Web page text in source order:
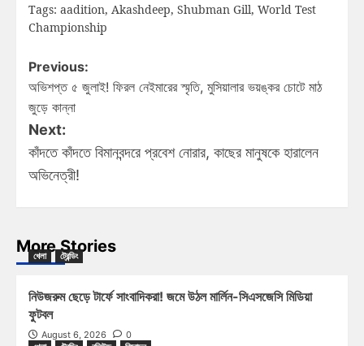
Tags: aadition, Akashdeep, Shubman Gill, World Test
Championship
Previous:
অভিশপ্ত ৫ জুলাই! ফিরল নেইমারের স্মৃতি, মুসিয়ালার ভয়ঙ্কর চোটে মাঠ
জুড়ে কান্না
Next:
কাঁদতে কাঁদতে বিমানবন্দরে প্রবেশ নোরার, কাছের মানুষকে হারালেন
অভিনেত্রী!
More Stories
খেলা ট্রেন্ডিং
নিউজরুম ছেড়ে টার্ফে সাংবাদিকরা! জমে উঠল মার্লিন-সিএসজেসি মিডিয়া
ফুটবল
August 6, 2026
0